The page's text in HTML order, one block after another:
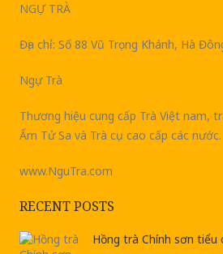
NGỰ TRÀ
Địa chỉ: Số 88 Vũ Trọng Khánh, Hà
Ngự Trà
Thương hiệu cung cấp Trà Việt nam,
Ấm Tử Sa và Trà cụ cao cấp các nước.
www.NguTra.com
RECENT POSTS
Hồng trà Chính sơn tiểu